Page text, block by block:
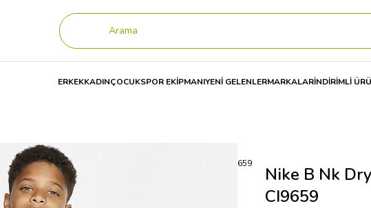
ERKEKKADINÇOCUKSPOR EKİPMANIYENİ GELENLERMARKALARİNDİRİMLİ
TİŞÖRT Nike B Nk Dry Tee Dfc Jdi Backboard Çocuk Tişört CI9659
Nike B Nk
CI9659